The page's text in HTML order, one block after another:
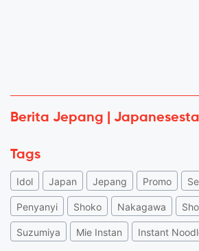
Berita Jepang |
Tags
Idol Japan Jepang Promo
Penyanyi Shoko Nakagawa
Suzumiya Mie Instan Instant